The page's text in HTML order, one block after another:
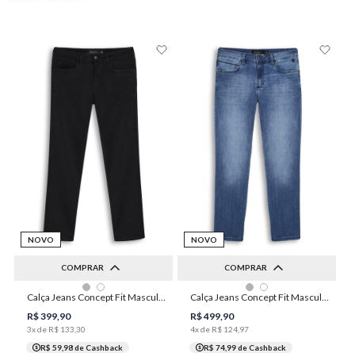
NOVO
COMPRAR
36 40 44
46
R$399 90
3x de R$ 133 30
R$ 59,98de Cashback
NOVO
COMPRAR
38 40 44
46
R$499 90
4x de R$ 124 97
R$ 74,99de Cashback